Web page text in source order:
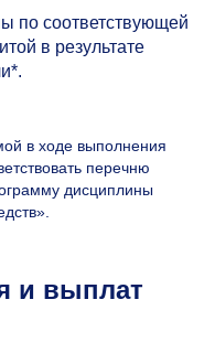
по соответствующей
в результате
в ходе выполнения
перечню
дисциплины
и выплат